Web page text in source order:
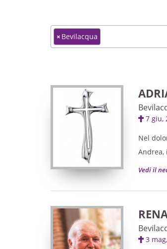
× Bevilacqua
7 giu,
Nel
Andrea,
Vedi il
3